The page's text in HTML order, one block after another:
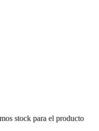
stock para el producto